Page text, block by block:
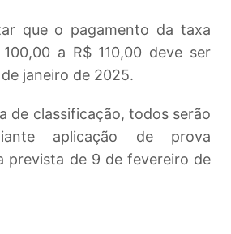
que o pagamento da taxa
a R$ 110,00 deve ser
janeiro de 2025.
de classificação, todos serão
aplicação de prova
prevista de 9 de fevereiro de